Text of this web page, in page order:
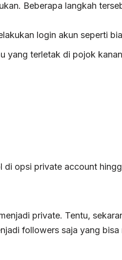
Beberapa langkah
login akun seperti
yang terletak di pojok
opsi private account
private. Tentu,
followers saja yang bisa